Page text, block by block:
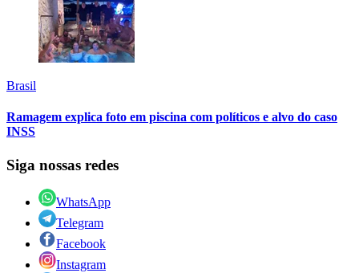
Brasil
Ramagem explica foto em piscina com políticos e alvo do caso
INSS
Siga nossas redes
WhatsApp
Telegram
Facebook
Instagram